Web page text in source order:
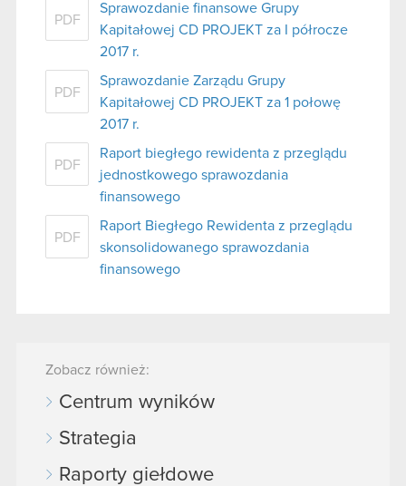
PDF
Sprawozdanie finansowe Grupy
Kapitałowej CD PROJEKT za I półrocze
2017 r.
PDF
Sprawozdanie Zarządu Grupy
Kapitałowej CD PROJEKT za 1 połowę
2017 r.
PDF
Raport biegłego rewidenta z przeglądu
jednostkowego sprawozdania
finansowego
PDF
Raport Biegłego Rewidenta z przeglądu
skonsolidowanego sprawozdania
finansowego
Zobacz również:
Centrum wyników
Strategia
Raporty giełdowe